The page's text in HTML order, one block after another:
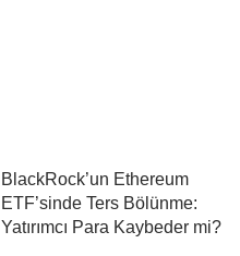
BlackRock’un Ethereum
ETF’sinde Ters Bölünme:
Yatırımcı Para Kaybeder mi?